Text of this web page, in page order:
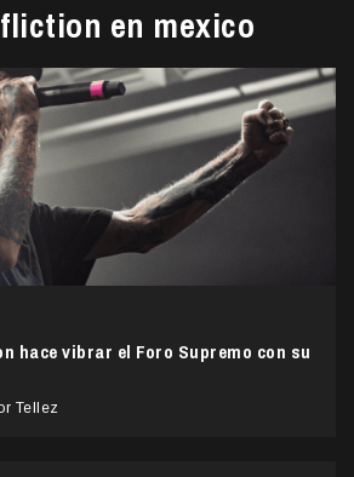
en mexico
hace vibrar el Foro Supremo con su
Tellez